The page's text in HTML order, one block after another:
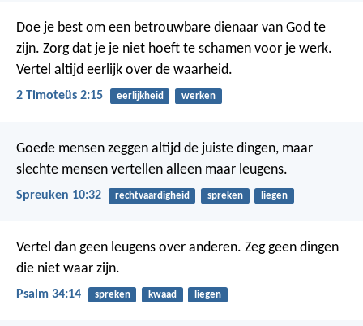
Doe je best om een betrouwbare dienaar van God te
zijn. Zorg dat je je niet hoeft te schamen voor je werk.
Vertel altijd eerlijk over de waarheid.
2 Timoteüs 2:15 eerlijkheid werken
Goede mensen zeggen altijd de juiste dingen, maar
slechte mensen vertellen alleen maar leugens.
Spreuken 10:32 rechtvaardigheid spreken liegen
Vertel dan geen leugens over anderen. Zeg geen dingen
die niet waar zijn.
Psalm 34:14 spreken kwaad liegen